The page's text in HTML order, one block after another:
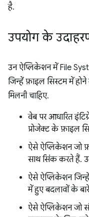
है.
उपयोग के
उन ऐप्लिकेशन में File
जिन्हें फ़ाइल सिस्टम में होने
मिलनी चाहिए.
वेब पर आधारित
प्रोजेक्ट के फ़ाइल
ऐसे ऐप्लिकेशन जो
साथ सिंक करते हैं.
ऐसे ऐप्लिकेशन
में हुए बदलावों के
ऐसे ऐप्लिकेशन जो